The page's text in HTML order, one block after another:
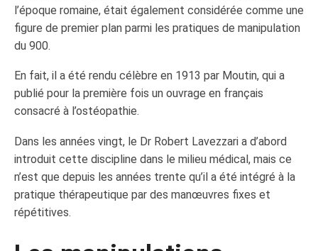
l’époque romaine, était également considérée comme une
figure de premier plan parmi les pratiques de manipulation
du 900.
En fait, il a été rendu célèbre en 1913 par Moutin, qui a
publié pour la première fois un ouvrage en français
consacré à l’ostéopathie.
Dans les années vingt, le Dr Robert Lavezzari a d’abord
introduit cette discipline dans le milieu médical, mais ce
n’est que depuis les années trente qu’il a été intégré à la
pratique thérapeutique par des manœuvres fixes et
répétitives.